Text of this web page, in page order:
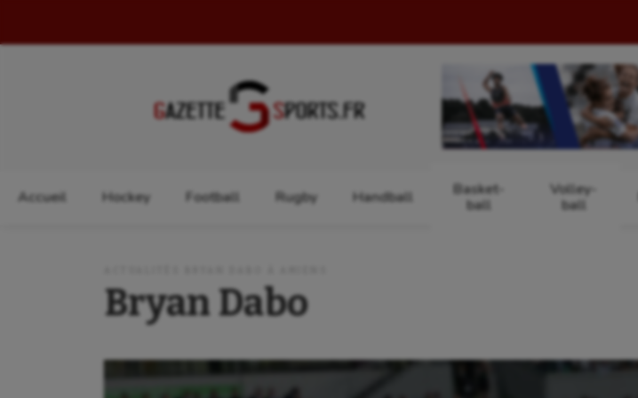
Accueil Hockey Football Rugby Handball
Basket-
ball
Volley-
ball
Bryan Dabo